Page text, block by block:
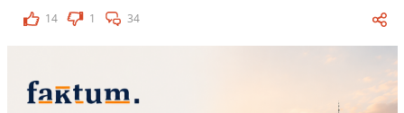
14
1 34